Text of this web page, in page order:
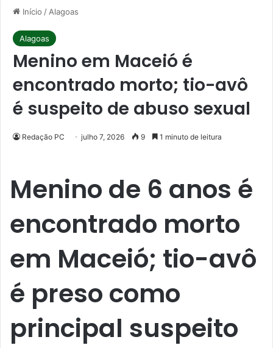
Início / Alagoas
Alagoas
Menino em Maceió é
encontrado morto; tio-avô
é suspeito de abuso sexual
Redação PC julho 7, 2026 9 1 minuto de leitura
Menino de 6 anos é
encontrado morto
em Maceió; tio-avô
é preso como
principal suspeito